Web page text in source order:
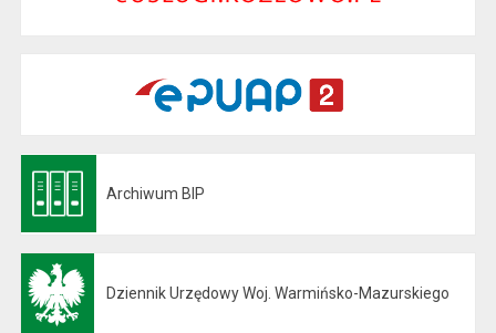
Archiwum BIP
Dziennik Urzędowy Woj. Warmińsko-Mazurskiego